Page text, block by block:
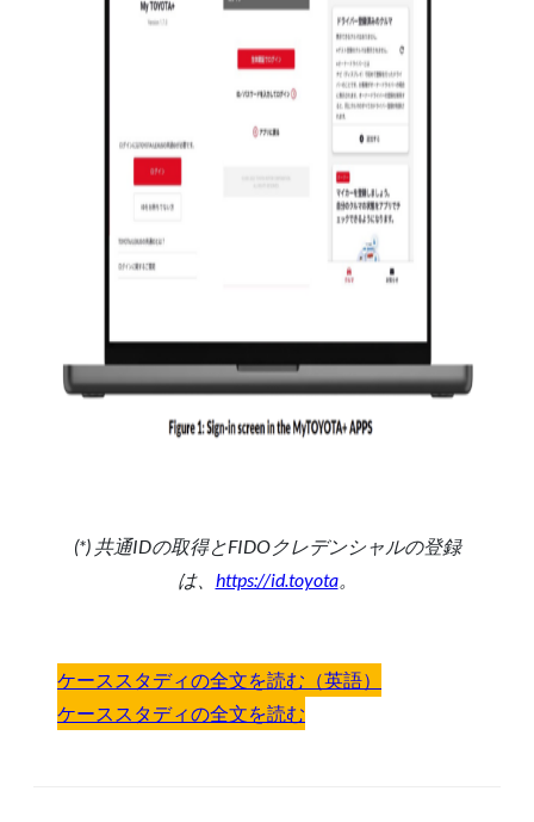
(*) 共通IDの取得とFIDOクレデンシャルの登録
は、 https://id.toyota。
ケーススタディの全文を読む（英語）
ケーススタディの全文を読む